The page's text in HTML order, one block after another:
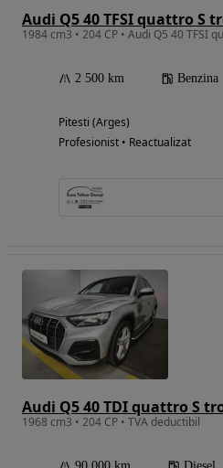
Audi Q5 40 TFSI quattro S
2 500 km Benzina
Pitesti (Arges)
Profesionist • Reactualizat
Audi Q5 40 TDI quattro S
1968 cm3 • 204 CP • TVA deductibil